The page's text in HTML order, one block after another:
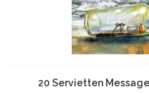
20 Servietten